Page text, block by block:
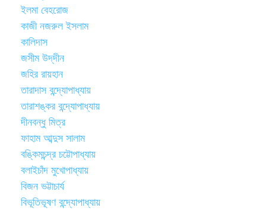
ইলমা বেহরোজ
কাজী নজরুল ইসলাম
কালিদাস
জসীম উদ্‌দীন
জহির রায়হান
তারাদাস বন্দ্যোপাধ্যায়
তারাশঙ্কর বন্দ্যোপাধ্যায়
দীনবন্ধু মিত্র
ফাহাম আব্দুস সালাম
বঙ্কিমচন্দ্র চট্টোপাধ্যায়
বলাইচাঁদ মুখোপাধ্যায়
বিজন ভট্টাচার্য
বিভূতিভূষণ বন্দ্যোপাধ্যায়